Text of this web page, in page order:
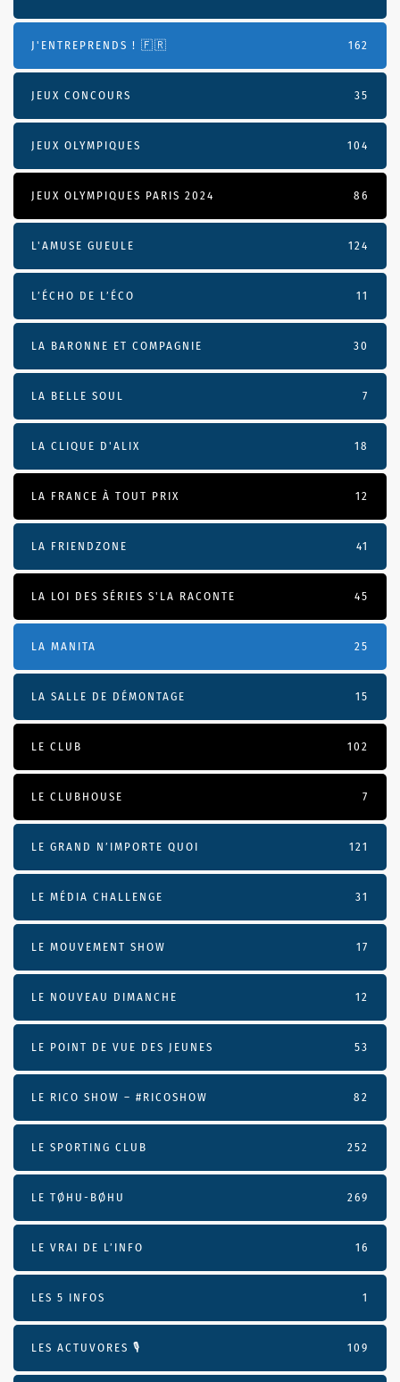
J'ENTREPRENDS ! 🇫🇷 162
JEUX CONCOURS 35
JEUX OLYMPIQUES 104
JEUX OLYMPIQUES PARIS 2024 86
L'AMUSE GUEULE 124
L’ÉCHO DE L’ÉCO 11
LA BARONNE ET COMPAGNIE 30
LA BELLE SOUL 7
LA CLIQUE D'ALIX 18
LA FRANCE À TOUT PRIX 12
LA FRIENDZONE 41
LA LOI DES SÉRIES S'LA RACONTE 45
LA MANITA 25
LA SALLE DE DÉMONTAGE 15
LE CLUB 102
LE CLUBHOUSE 7
LE GRAND N’IMPORTE QUOI 121
LE MÉDIA CHALLENGE 31
LE MOUVEMENT SHOW 17
LE NOUVEAU DIMANCHE 12
LE POINT DE VUE DES JEUNES 53
LE RICO SHOW – #RICOSHOW 82
LE SPORTING CLUB 252
LE TØHU-BØHU 269
LE VRAI DE L’INFO 16
LES 5 INFOS 1
LES ACTUVORES 🎙 109